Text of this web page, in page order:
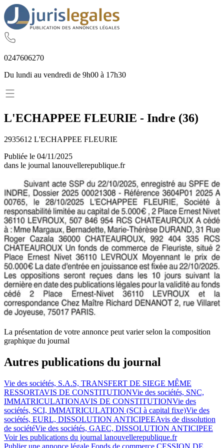
0247606270
Du lundi au vendredi de 9h00 à 17h30
L'ECHAPPEE FLEURIE - Indre (36)
2935612 L'ECHAPPEE FLEURIE
Publiée le 04/11/2025
dans le journal lanouvellerepublique.fr
La présentation de votre annonce peut varier selon la composition
graphique du journal
Autres publications du journal
Vie des sociétés, S.A.S, TRANSFERT DE SIEGE MÊME
RESSORTAVIS DE CONSTITUTIONVie des sociétés, SNC,
IMMATRICULATIONAVIS DE CONSTITUTIONVie des
sociétés, SCI, IMMATRICULATION (SCI à capital fixe)Vie des
sociétés, EURL, DISSOLUTION ANTICIPEEAvis de dissolution
de sociétéVie des sociétés, GAEC, DISSOLUTION ANTICIPEE
Voir les publications du journal lanouvellerepublique.fr